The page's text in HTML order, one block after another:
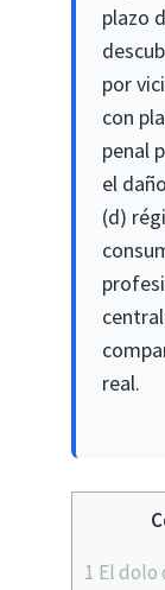
plazo
por
con
penal
el
(d)
real.
1 El dolo